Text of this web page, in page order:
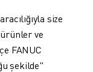
size
ve
FANUC
şekilde"